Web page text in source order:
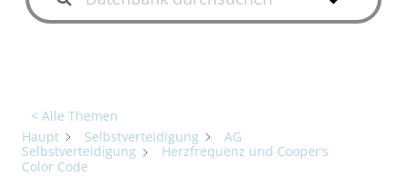
< Alle Themen
Haupt
Selbstverteidigung
AG
Selbstverteidigung
Herzfrequenz und Cooper‘s
Color Code